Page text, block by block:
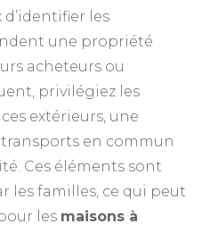
d’identifier les
une propriété
acheteurs ou
privilégiez les
extérieurs, une
en commun
Ces éléments sont
les familles, ce qui peut
les maisons à